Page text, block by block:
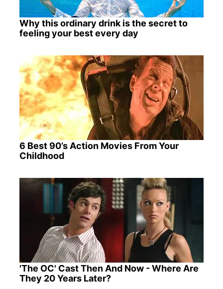
Why this ordinary drink is the secret to
feeling your best every day
6 Best 90’s Action Movies From Your
Childhood
'The OC' Cast Then And Now - Where Are
They 20 Years Later?